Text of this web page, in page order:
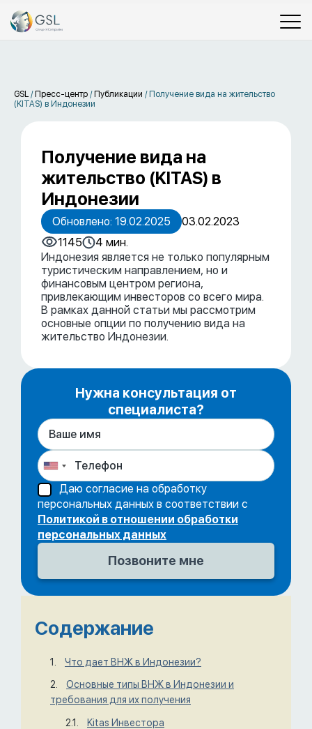
GSL / Пресс-центр / Публикации / Получение вида на жительство
(KITAS) в Индонезии
Получение вида на
жительство (KITAS) в
Индонезии
Обновлено: 19.02.2025
03.02.2023
1145
4 мин.
Индонезия является не только популярным
туристическим направлением, но и
финансовым центром региона,
привлекающим инвесторов со всего мира.
В рамках данной статьи мы рассмотрим
основные опции по получению вида на
жительство Индонезии.
Нужна консультация от
специалиста?
Даю согласие на обработку
персональных данных в соответствии с
Политикой в отношении обработки
персональных данных
Содержание
Что дает ВНЖ в Индонезии?
Основные типы ВНЖ в Индонезии и
требования для их получения
Kitas Инвестора